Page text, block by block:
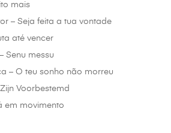
mais
– Seja feita a tua vontade
até vencer
Senu messu
– O teu sonho não morreu
Voorbestemd
em movimento